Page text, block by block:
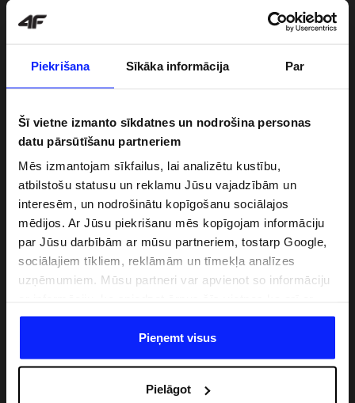
Piekrišana Sīkāka informācija Par
Šī vietne izmanto sīkdatnes un nodrošina personas
datu pārsūtīšanu partneriem
Mēs izmantojam sīkfailus, lai analizētu kustību,
atbilstošu statusu un reklamu Jūsu vajadzībām un
interesēm, un nodrošinātu kopīgošanu sociālajos
mēdijos. Ar Jūsu piekrišanu mēs kopīgojam informāciju
par Jūsu darbībām ar mūsu partneriem, tostarp Google,
sociālajiem tīkliem, reklāmām un tīmekļa analīzes
uzņēmumiem. Mūsu partneri var apvienot so informāciju
datiem, ko viņi iegūst, izmantojot viņu pakalpojumus. Ar
Jūsu atļauju, mēs varam pārsūtīt Jūsu personas datus
saviem partneriem, lai uzlabotu veidu, kadā tiek rādīta
saturu un uzlabotu mūsu partneru piedāvātos risinajumus
Pieņemt visus
Pielāgot